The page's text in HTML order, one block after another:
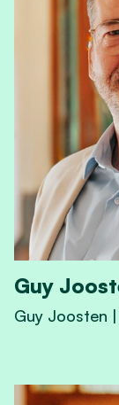
Guy
Guy Joosten